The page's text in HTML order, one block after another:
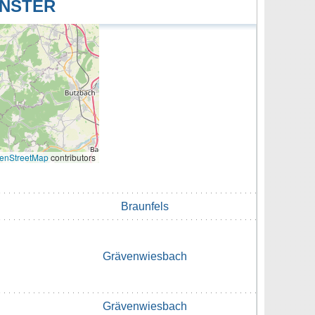
contributors
Braunfels
Grävenwiesbach
Grävenwiesbach